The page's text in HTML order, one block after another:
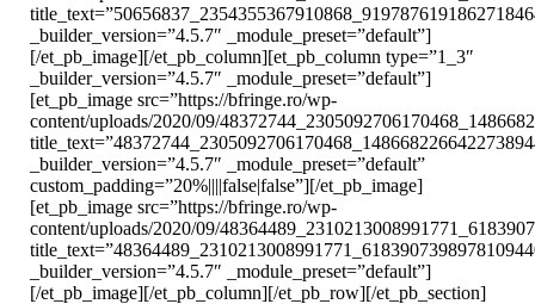
_builder_version=”4.5.7″ _module_preset=”default”]
[/et_pb_image][/et_pb_column][et_pb_column type=”1_3″
_builder_version=”4.5.7″ _module_preset=”default”]
[et_pb_image src=”https://bfringe.ro/wp-
content/uploads/2020/09/
_builder_version=”4.5.7″ _module_preset=”default”
custom_padding=”20%||||false|false”][/et_pb_image]
[et_pb_image src=”https://bfringe.ro/wp-
content/uploads/2020/09/
_builder_version=”4.5.7″ _module_preset=”default”]
[/et_pb_image][/et_pb_column][/et_pb_row][/et_pb_section]